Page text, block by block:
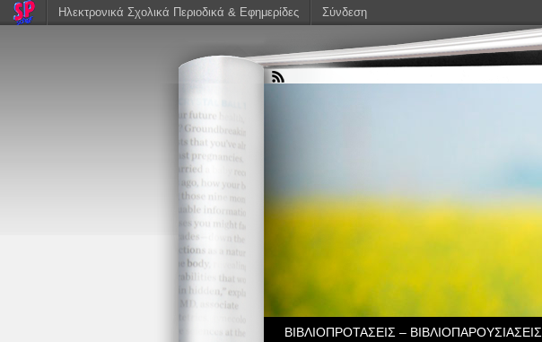
ΒIBΛΙΟΠΡΟΤΑΣΕΙΣ – ΒΙΒΛΙΟΠΑΡΟΥΣΙΑΣΕΙΣ
Ηλεκτρονικά Σχολικά Περιοδικά & Εφημερίδες Σύνδεση